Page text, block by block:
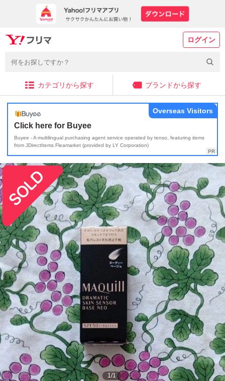
ログイン
カテゴリから探す ブランドから探す
Click here for Buyee
Buyee - A multilingual purchasing agent service operated by tenso, featuring items
from JDirectItems Fleamarket (provided by LY Corporation)
Overseas Visitors
1/1